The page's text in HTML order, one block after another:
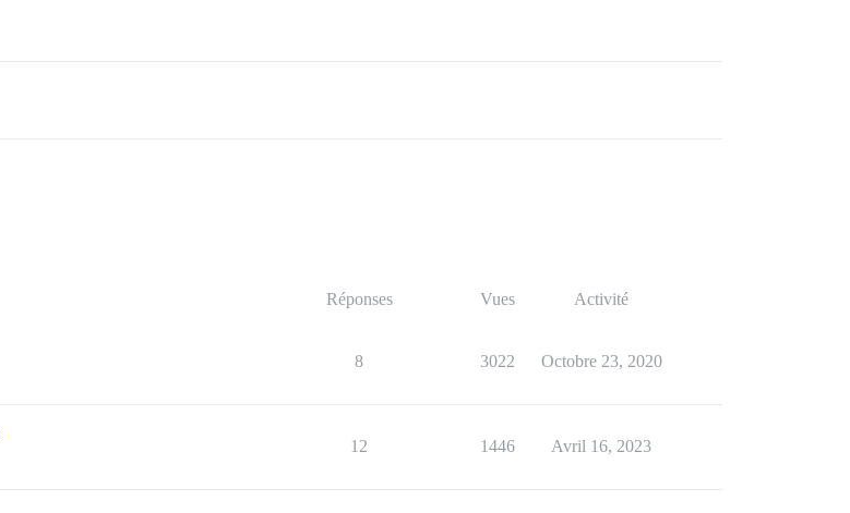
Réponses Vues Activité
8 3022 Octobre 23, 2020
12 1446 Avril 16, 2023